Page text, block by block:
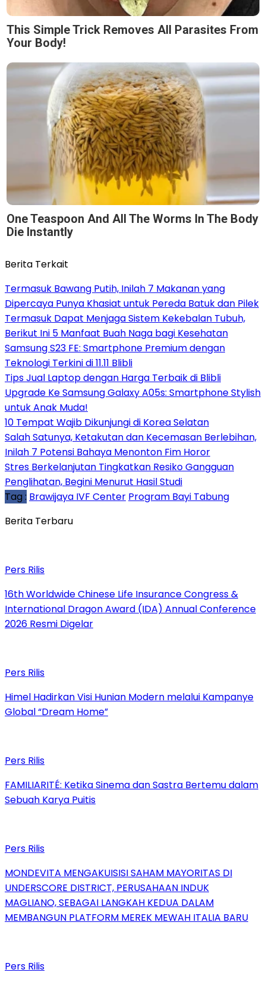
This Simple Trick Removes All Parasites From
Your Body!
One Teaspoon And All The Worms In The Body
Die Instantly
Berita Terkait
Termasuk Bawang Putih, Inilah 7 Makanan yang
Dipercaya Punya Khasiat untuk Pereda Batuk dan Pilek
Termasuk Dapat Menjaga Sistem Kekebalan Tubuh,
Berikut Ini 5 Manfaat Buah Naga bagi Kesehatan
Samsung S23 FE: Smartphone Premium dengan
Teknologi Terkini di 11.11 Blibli
Tips Jual Laptop dengan Harga Terbaik di Blibli
Upgrade Ke Samsung Galaxy A05s: Smartphone Stylish
untuk Anak Muda!
10 Tempat Wajib Dikunjungi di Korea Selatan
Salah Satunya, Ketakutan dan Kecemasan Berlebihan,
Inilah 7 Potensi Bahaya Menonton Fim Horor
Stres Berkelanjutan Tingkatkan Resiko Gangguan
Penglihatan, Begini Menurut Hasil Studi
Tag : Brawijaya IVF Center Program Bayi Tabung
Berita Terbaru
Pers Rilis
16th Worldwide Chinese Life Insurance Congress &
International Dragon Award (IDA) Annual Conference
2026 Resmi Digelar
Pers Rilis
Himel Hadirkan Visi Hunian Modern melalui Kampanye
Global “Dream Home”
Pers Rilis
FAMILIARITÉ: Ketika Sinema dan Sastra Bertemu dalam
Sebuah Karya Puitis
Pers Rilis
MONDEVITA MENGAKUISISI SAHAM MAYORITAS DI
UNDERSCORE DISTRICT, PERUSAHAAN INDUK
MAGLIANO, SEBAGAI LANGKAH KEDUA DALAM
MEMBANGUN PLATFORM MEREK MEWAH ITALIA BARU
Pers Rilis